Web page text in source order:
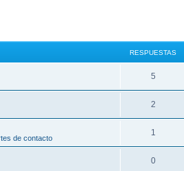
RESPUESTAS
5
2
de contacto
1
0